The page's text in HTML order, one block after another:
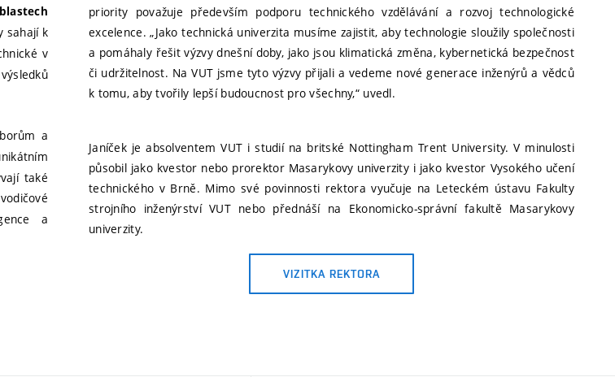
+420 771 281 493
+420 608 308 481
michal.belak@vut.cz
sahají k
v
a
také
a
priority považuje především podporu technického vzdělávání a rozvoj technologické
excelence. „Jako technická univerzita musíme zajistit, aby technologie sloužily společnosti
a pomáhaly řešit výzvy dnešní doby, jako jsou klimatická změna, kybernetická bezpečnost
či udržitelnost. Na VUT jsme tyto výzvy přijali a vedeme nové generace inženýrů a vědců
k tomu, aby tvořily lepší budoucnost pro všechny,“ uvedl.
Janíček je absolventem VUT i studií na britské Nottingham Trent University. V minulosti
působil jako kvestor nebo prorektor Masarykovy univerzity i jako kvestor Vysokého učení
technického v Brně. Mimo své povinnosti rektora vyučuje na Leteckém ústavu Fakulty
strojního inženýrství VUT nebo přednáší na Ekonomicko-správní fakultě Masarykovy
univerzity.
VIZITKA REKTORA